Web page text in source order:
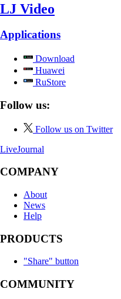
LJ Video
Applications
Download
Huawei
RuStore
Follow us:
Follow us on Twitter
LiveJournal
COMPANY
About
News
Help
PRODUCTS
"Share" button
COMMUNITY